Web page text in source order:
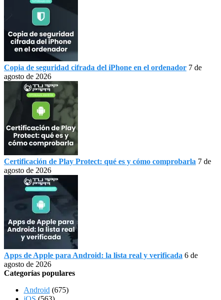
Copia de seguridad cifrada del iPhone en el ordenador 7 de
agosto de 2026
Certificación de Play Protect: qué es y cómo comprobarla 7 de
agosto de 2026
Apps de Apple para Android: la lista real y verificada 6 de
agosto de 2026
Categorías populares
Android (675)